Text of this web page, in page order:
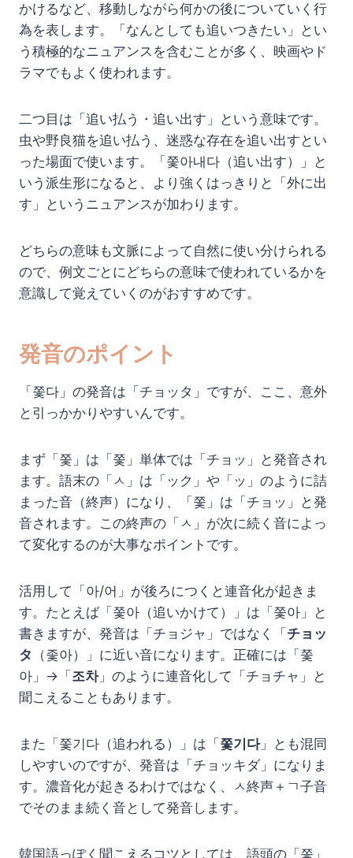
かけるなど、移動しながら何かの後についていく行
為を表します。「なんとしても追いつきたい」とい
う積極的なニュアンスを含むことが多く、映画やド
ラマでもよく使われます。
二つ目は「追い払う・追い出す」という意味です。
虫や野良猫を追い払う、迷惑な存在を追い出すとい
った場面で使います。「쫓아내다（追い出す）」と
いう派生形になると、より強くはっきりと「外に出
す」というニュアンスが加わります。
どちらの意味も文脈によって自然に使い分けられる
ので、例文ごとにどちらの意味で使われているかを
意識して覚えていくのがおすすめです。
発音のポイント
「쫓다」の発音は「チョッタ」ですが、ここ、意外
と引っかかりやすいんです。
まず「쫓」は「쫓」単体では「チョッ」と発音され
ます。語末の「ㅅ」は「ック」や「ッ」のように詰
まった音（終声）になり、「쫓」は「チョッ」と発
音されます。この終声の「ㅅ」が次に続く音によっ
て変化するのが大事なポイントです。
活用して「아/어」が後ろにつくと連音化が起きま
す。たとえば「쫓아（追いかけて）」は「쫓아」と
書きますが、発音は「チョジャ」ではなく「 チョッ
タ （좇아）」に近い音になります。正確には「쫓
아」→「 조차」のように連音化して「チョチャ」と
聞こえることもあります。
また「쫓기다（追われる）」は「 쫓기다」とも混同
しやすいのですが、発音は「チョッキダ」になりま
す。濃音化が起きるわけではなく、ㅅ終声＋ㄱ子音
でそのまま続く音として発音します。
韓国語っぽく聞こえるコツとしては、語頭の「쫓」